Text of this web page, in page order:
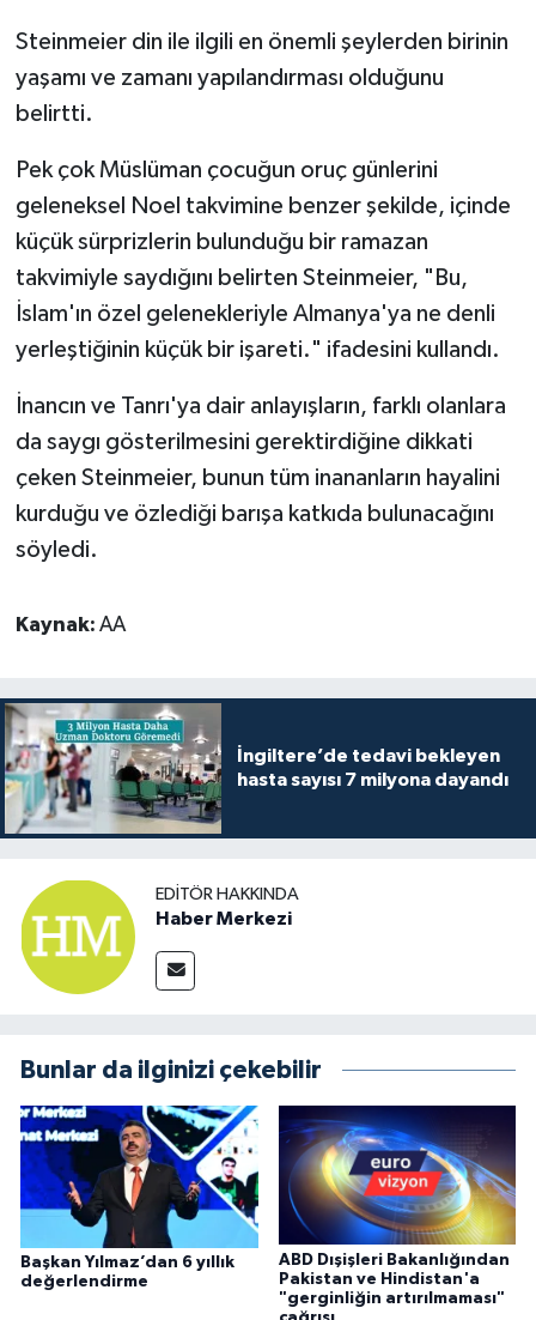
Steinmeier din ile ilgili en önemli şeylerden birinin
yaşamı ve zamanı yapılandırması olduğunu
belirtti.
Pek çok Müslüman çocuğun oruç günlerini
geleneksel Noel takvimine benzer şekilde, içinde
küçük sürprizlerin bulunduğu bir ramazan
takvimiyle saydığını belirten Steinmeier, "Bu,
İslam'ın özel gelenekleriyle Almanya'ya ne denli
yerleştiğinin küçük bir işareti." ifadesini kullandı.
İnancın ve Tanrı'ya dair anlayışların, farklı olanlara
da saygı gösterilmesini gerektirdiğine dikkati
çeken Steinmeier, bunun tüm inananların hayalini
kurduğu ve özlediği barışa katkıda bulunacağını
söyledi.
Kaynak: AA
İngiltere’de tedavi bekleyen
hasta sayısı 7 milyona dayandı
EDITÖR HAKKINDA
Haber Merkezi
Bunlar da ilginizi çekebilir
Başkan Yılmaz’dan 6 yıllık
değerlendirme
ABD Dışişleri Bakanlığından
Pakistan ve Hindistan'a
"gerginliğin artırılmaması"